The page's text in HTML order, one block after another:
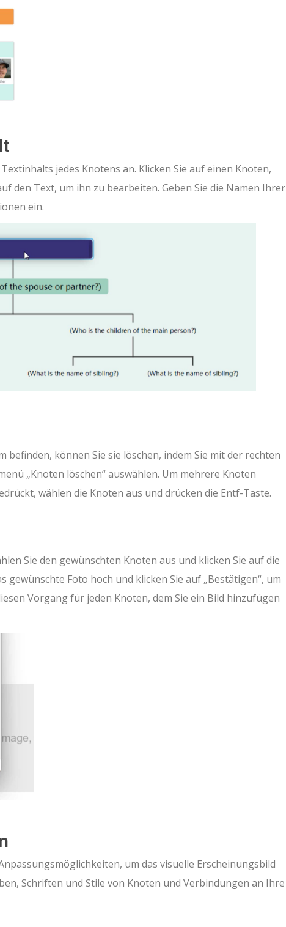
jedes Knotens an. Klicken Sie auf einen Knoten,
den Text, um ihn zu bearbeiten. Geben Sie die Namen Ihrer
ein.
befinden, können Sie sie löschen, indem Sie mit der rechten
„Knoten löschen“ auswählen. Um mehrere Knoten
wählen die Knoten aus und drücken die Entf-Taste.
Sie den gewünschten Knoten aus und klicken Sie auf die
gewünschte Foto hoch und klicken Sie auf „Bestätigen“, um
Vorgang für jeden Knoten, dem Sie ein Bild hinzufügen
um das visuelle Erscheinungsbild
Schriften und Stile von Knoten und Verbindungen an Ihre